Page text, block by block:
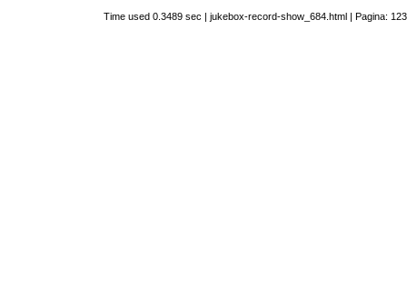
Time used 0.3489 sec | jukebox-record-show_684.html | Pagina: